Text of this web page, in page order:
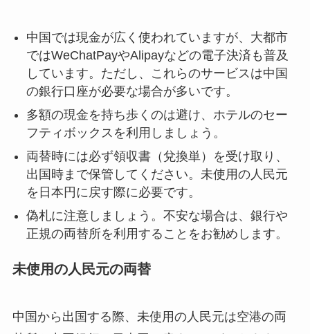
中国では現金が広く使われていますが、大都市
ではWeChatPayやAlipayなどの電子決済も普及
しています。ただし、これらのサービスは中国
の銀行口座が必要な場合が多いです。
多額の現金を持ち歩くのは避け、ホテルのセー
フティボックスを利用しましょう。
両替時には必ず領収書（兌換単）を受け取り、
出国時まで保管してください。未使用の人民元
を日本円に戻す際に必要です。
偽札に注意しましょう。不安な場合は、銀行や
正規の両替所を利用することをお勧めします。
未使用の人民元の両替
中国から出国する際、未使用の人民元は空港の両